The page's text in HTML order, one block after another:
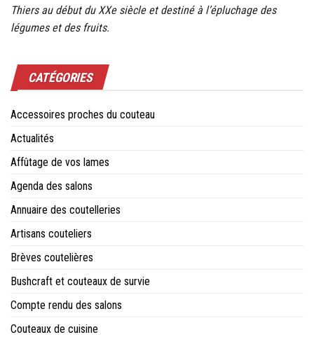
Thiers au début du XXe siècle et destiné à l’épluchage des
légumes et des fruits.
CATÉGORIES
Accessoires proches du couteau
Actualités
Affûtage de vos lames
Agenda des salons
Annuaire des coutelleries
Artisans couteliers
Brèves coutelières
Bushcraft et couteaux de survie
Compte rendu des salons
Couteaux de cuisine